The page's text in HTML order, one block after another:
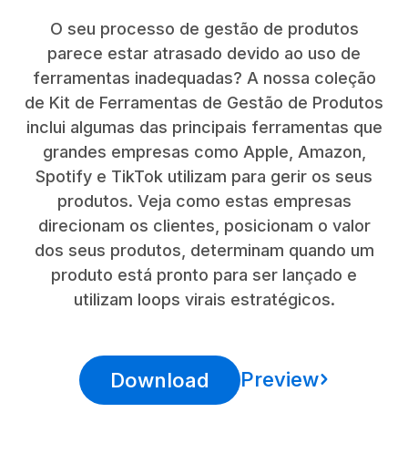
O seu processo de gestão de produtos
parece estar atrasado devido ao uso de
ferramentas inadequadas? A nossa coleção
de Kit de Ferramentas de Gestão de Produtos
inclui algumas das principais ferramentas que
grandes empresas como Apple, Amazon,
Spotify e TikTok utilizam para gerir os seus
produtos. Veja como estas empresas
direcionam os clientes, posicionam o valor
dos seus produtos, determinam quando um
produto está pronto para ser lançado e
utilizam loops virais estratégicos.
Download Preview